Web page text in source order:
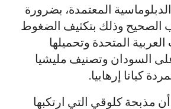
المعتمدة، بضرورة
الصحيح وذلك بتكثيف الضغوط
المتحدة وتحميلها
السودان وتصنيف مليشيا
كيانا إرهابيا.
مذبحة كلوقي التي ارتكبها